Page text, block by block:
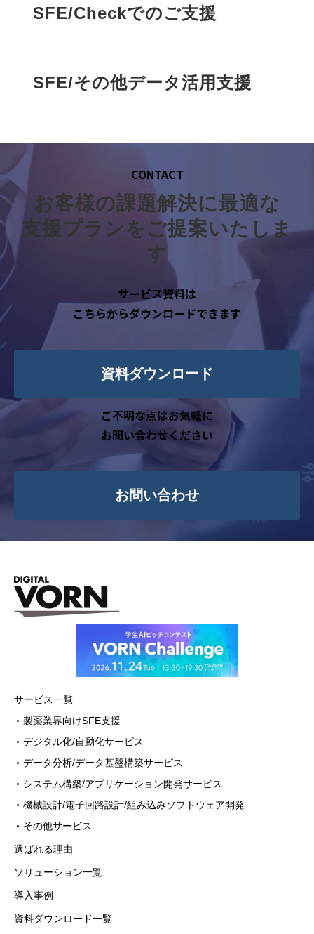
・顧客満足度調査や市場調査等のアンケ
同意いただいた目的のため
4. 個人情報取扱いの委託
い委託先を選定し、個人情報の適正管理・
機密保持についての契約を交わし、適切な
管理を実施させます。
5. 個人情報の開示等の請求
ご本人様は、当社に対してご自身の個人
情報の開示等（利用目的の通知、開示、内
容の訂正・追加・削除、利用の停止または
消去、第三者への提供の停止）に関して、
下記の当社問合わせ窓口に申し出ることが
できます。その際、当社はお客様ご本人を確
認させていただいたうえで、合理的な期間
【お問合せ窓口】
〒100-0013 東京都千代田区霞が関3-2-6
東京倶楽部ビルディング9階
株式会社デジタルフォルン 個人情報問
させていただきます。
6. 個人情報を提供されることの任意性につ
いて
ご本人様が当社に個人情報を提供される
かどうかは任意によるものです。 ただし、
応ができない場合があります。
※詳細な個人情報の取扱いについては、当
社「プライバシーポリシー」をご確認くだ
さい。
https://www.vorn.co.jp/privacy
SFE/Checkでのご支援
SFE/その他データ活用支援
CONTACT
お客様の課題解決に最適な
支援プランをご提案いたしま
す
サービス資料は
こちらからダウンロードできます
資料ダウンロード
ご不明な点はお気軽に
お問い合わせください
お問い合わせ
サービス一覧
製薬業界向けSFE支援
デジタル化/自動化サービス
データ分析/データ基盤構築サービス
システム構築/アプリケーション開発サービス
機械設計/電子回路設計/組み込みソフトウェア開発
その他サービス
選ばれる理由
ソリューション一覧
導入事例
資料ダウンロード一覧